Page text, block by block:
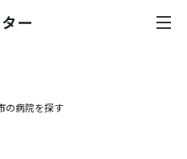
の病院を探す